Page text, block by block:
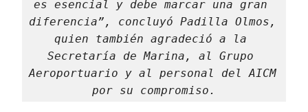
es esencial y debe marcar una gran
diferencia”, concluyó Padilla Olmos,
quien también agradeció a la
Secretaría de Marina, al Grupo
Aeroportuario y al personal del AICM
por su compromiso.